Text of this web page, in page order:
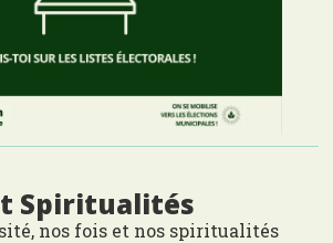
Spiritualités
nos fois et nos spiritualités